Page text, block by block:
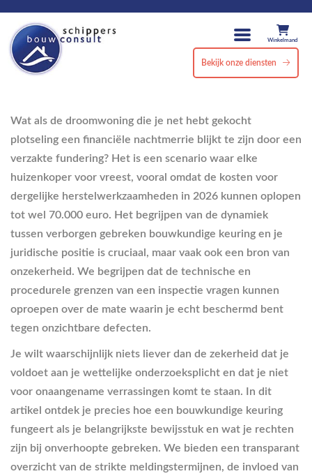
Winkelmand
Bekijk onze diensten
Wat als de droomwoning die je net hebt gekocht
plotseling een financiële nachtmerrie blijkt te zijn door een
verzakte fundering? Het is een scenario waar elke
huizenkoper voor vreest, vooral omdat de kosten voor
dergelijke herstelwerkzaamheden in 2026 kunnen oplopen
tot wel 70.000 euro. Het begrijpen van de dynamiek
tussen verborgen gebreken bouwkundige keuring en je
juridische positie is cruciaal, maar vaak ook een bron van
onzekerheid. We begrijpen dat de technische en
procedurele grenzen van een inspectie vragen kunnen
oproepen over de mate waarin je echt beschermd bent
tegen onzichtbare defecten.
Je wilt waarschijnlijk niets liever dan de zekerheid dat je
voldoet aan je wettelijke onderzoeksplicht en dat je niet
voor onaangename verrassingen komt te staan. In dit
artikel ontdek je precies hoe een bouwkundige keuring
fungeert als je belangrijkste bewijsstuk en wat je rechten
zijn bij onverhoopte gebreken. We bieden een transparant
overzicht van de strikte meldingstermijnen, de invloed van